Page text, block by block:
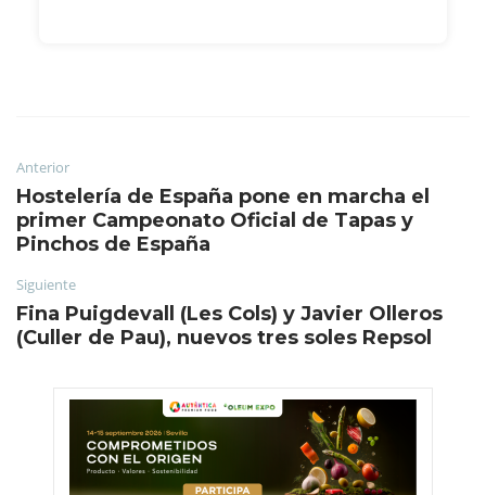
Anterior
Hostelería de España pone en marcha el
primer Campeonato Oficial de Tapas y
Pinchos de España
Siguiente
Fina Puigdevall (Les Cols) y Javier Olleros
(Culler de Pau), nuevos tres soles Repsol